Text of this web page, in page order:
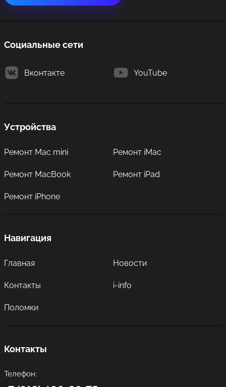
Социальные сети
Вконтакте YouTube
Устройства
Ремонт Mac mini Ремонт iMac
Ремонт MacBook Ремонт iPad
Ремонт iPhone
Навигация
Главная Новости
Контакты i-info
Поломки
Контакты
Телефон: